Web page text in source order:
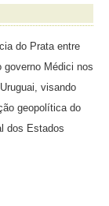
do Prata entre
governo Médici nos
visando
geopolítica do
dos Estados